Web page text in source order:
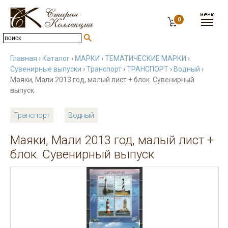
0
Главная › Каталог › МАРКИ ›ТЕМАТИЧЕСКИЕ МАРКИ ›
Сувенирные выпуски ›Транспорт ›ТРАНСПОРТ › Водный ›
Маяки, Мали 2013 год, малый лист + блок. Сувенирный
выпуск
Транспорт Водный
Маяки, Мали 2013 год, малый лист +
блок. Сувенирный выпуск